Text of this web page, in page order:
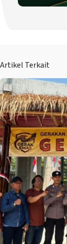
Artikel Terkait